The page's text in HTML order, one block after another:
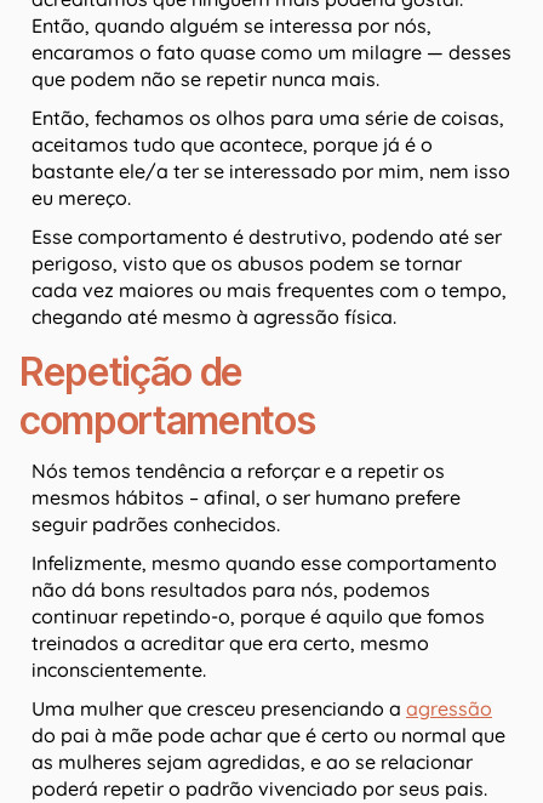
Então, quando alguém se interessa por nós,
encaramos o fato quase como um milagre — desses
que podem não se repetir nunca mais.
Então, fechamos os olhos para uma série de coisas,
aceitamos tudo que acontece, porque já é o
bastante ele/a ter se interessado por mim, nem isso
eu mereço.
Esse comportamento é destrutivo, podendo até ser
perigoso, visto que os abusos podem se tornar
cada vez maiores ou mais frequentes com o tempo,
chegando até mesmo à agressão física.
Repetição de
comportamentos
Nós temos tendência a reforçar e a repetir os
mesmos hábitos – afinal, o ser humano prefere
seguir padrões conhecidos.
Infelizmente, mesmo quando esse comportamento
não dá bons resultados para nós, podemos
continuar repetindo-o, porque é aquilo que fomos
treinados a acreditar que era certo, mesmo
inconscientemente.
Uma mulher que cresceu presenciando a agressão
do pai à mãe pode achar que é certo ou normal que
as mulheres sejam agredidas, e ao se relacionar
poderá repetir o padrão vivenciado por seus pais.